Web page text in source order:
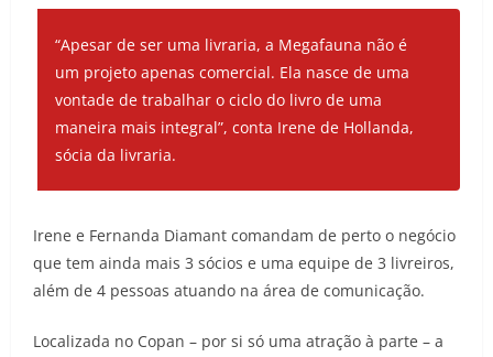
“Apesar de ser uma livraria, a Megafauna não é
um projeto apenas comercial. Ela nasce de uma
vontade de trabalhar o ciclo do livro de uma
maneira mais integral”, conta Irene de Hollanda,
sócia da livraria.
Irene e Fernanda Diamant comandam de perto o negócio
que tem ainda mais 3 sócios e uma equipe de 3 livreiros,
além de 4 pessoas atuando na área de comunicação.
Localizada no Copan – por si só uma atração à parte – a